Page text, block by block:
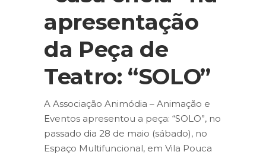
apresentação
da Peça de
Teatro: “SOLO”
A Associação Animódia – Animação e
Eventos apresentou a peça: “SOLO”, no
passado dia 28 de maio (sábado), no
Espaço Multifuncional, em Vila Pouca